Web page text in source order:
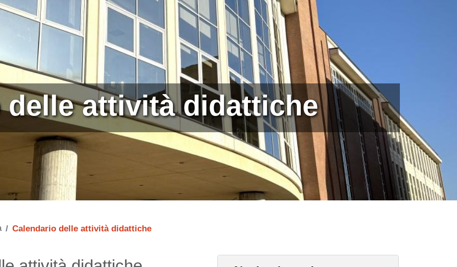
delle attività didattiche
Calendario delle attività didattiche